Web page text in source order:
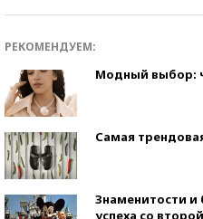
РЕКОМЕНДУЕМ:
Модный выбор:
Самая
Знаменитости
успеха со